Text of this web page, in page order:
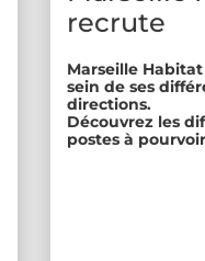
recrute
Marseille
sein de ses
directions.
Découvrez les
postes à